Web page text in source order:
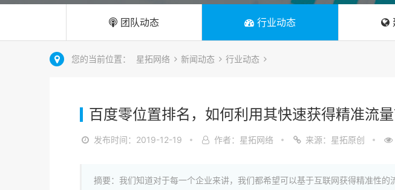
团队动态 行业动态
您的当前位置： 星拓网络 新闻动态 行业动态
百度零位置排名，如何利用其快速获得精准流量
发布时间：2019-12-19 作者：星拓网络 来源：星拓原创
摘要：我们知道对于每一个企业来讲，我们都希望可以基于互联网获得精准性